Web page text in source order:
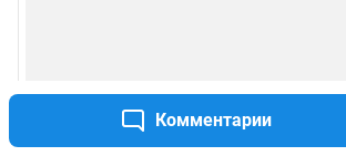
Комментарии